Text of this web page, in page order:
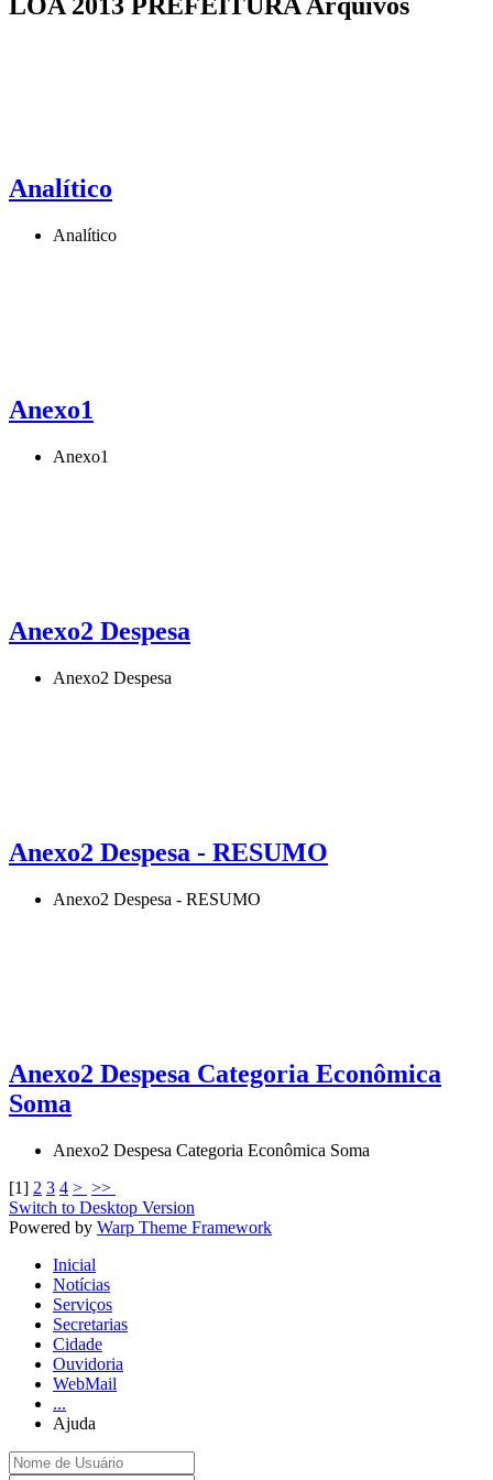
Analítico
Analítico
Anexo1
Anexo1
Anexo2 Despesa
Anexo2 Despesa
Anexo2 Despesa - RESUMO
Anexo2 Despesa - RESUMO
Anexo2 Despesa Categoria Econômica
Soma
Anexo2 Despesa Categoria Econômica Soma
[1] 2 3 4 > >>
Switch to Desktop Version
Powered by Warp Theme Framework
Inicial
Notícias
Serviços
Secretarias
Cidade
Ouvidoria
WebMail
...
Ajuda